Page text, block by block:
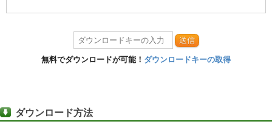
送信
無料でダウンロードが可能！ ダウンロードキーの取得
ダウンロード方法